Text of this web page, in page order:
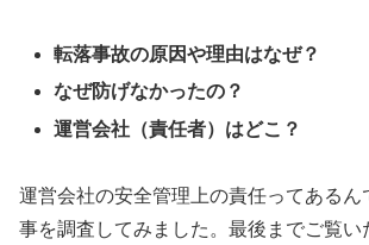
転落事故の原因や理由はなぜ？
なぜ防げなかったの？
運営会社（責任者）はどこ？
運営会社の安全管理上の責任ってあるん
事を調査してみました。最後までご覧い